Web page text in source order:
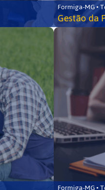
Formiga-MG •
Gestão da